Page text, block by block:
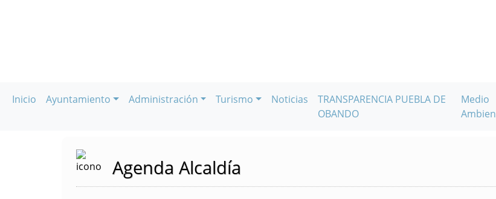
Inicio Ayuntamiento Administración Turismo Noticias
TRANSPARENCIA PUEBLA DE
OBANDO
Medio
Agenda Alcaldía